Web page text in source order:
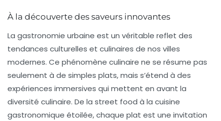
À la découverte des saveurs innovantes
La gastronomie urbaine est un véritable reflet des
tendances culturelles et culinaires de nos villes
modernes. Ce phénomène culinaire ne se résume pas
seulement à de simples plats, mais s’étend à des
expériences immersives qui mettent en avant la
diversité culinaire. De la street food à la cuisine
gastronomique étoilée, chaque plat est une invitation